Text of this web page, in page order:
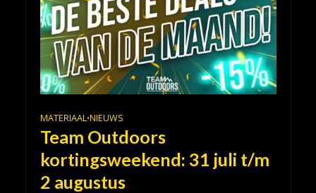
MATERIAAL•NIEUWS
Team Outdoors
kortingsweekend: 31 juli t/m
2 augustus